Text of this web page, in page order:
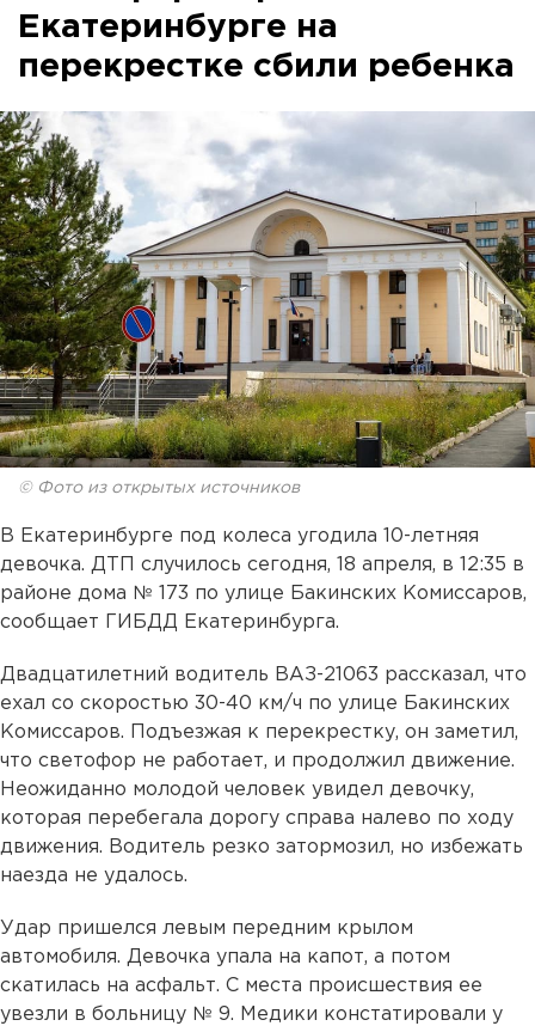
Екатеринбурге на
перекрестке сбили ребенка
© Фото из открытых источников
В Екатеринбурге под колеса угодила 10-летняя
девочка. ДТП случилось сегодня, 18 апреля, в 12:35 в
районе дома № 173 по улице Бакинских Комиссаров,
сообщает ГИБДД Екатеринбурга.
Двадцатилетний водитель ВАЗ-21063 рассказал, что
ехал со скоростью 30-40 км/ч по улице Бакинских
Комиссаров. Подъезжая к перекрестку, он заметил,
что светофор не работает, и продолжил движение.
Неожиданно молодой человек увидел девочку,
которая перебегала дорогу справа налево по ходу
движения. Водитель резко затормозил, но избежать
наезда не удалось.
Удар пришелся левым передним крылом
автомобиля. Девочка упала на капот, а потом
скатилась на асфальт. С места происшествия ее
увезли в больницу № 9. Медики констатировали у